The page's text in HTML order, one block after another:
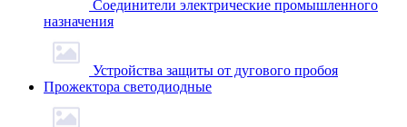
Соединители электрические промышленного
назначения
Устройства защиты от дугового пробоя
Прожектора светодиодные